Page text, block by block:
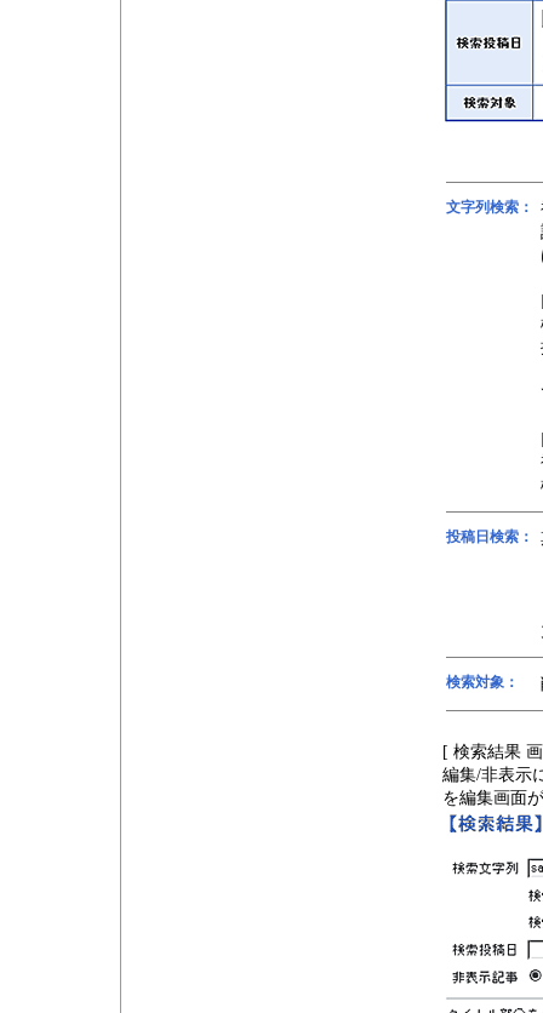
文字列検索：
投稿日検索：
検索対象：
[ 検索結果
編集/非表示
を編集画面